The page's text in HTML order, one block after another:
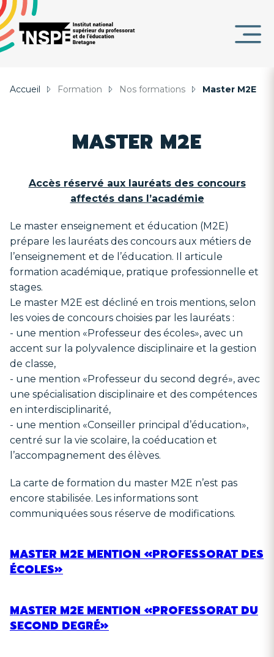
au
contenu
principal
d'Ariane
Accueil Formation Nos formations Master M2E
MASTER M2E
Accès réservé aux lauréats des concours
affectés dans l’académie
Le master enseignement et éducation (M2E)
prépare les lauréats des concours aux métiers de
l’enseignement et de l’éducation. Il articule
formation académique, pratique professionnelle et
stages.
Le master M2E est décliné en trois mentions, selon
les voies de concours choisies par les lauréats :
- une mention «Professeur des écoles», avec un
accent sur la polyvalence disciplinaire et la gestion
de classe,
- une mention «Professeur du second degré», avec
une spécialisation disciplinaire et des compétences
en interdisciplinarité,
- une mention «Conseiller principal d’éducation»,
centré sur la vie scolaire, la coéducation et
l’accompagnement des élèves.
La carte de formation du master M2E n’est pas
encore stabilisée. Les informations sont
communiquées sous réserve de modifications.
MASTER M2E MENTION «PROFESSORAT DES
ÉCOLES»
MASTER M2E MENTION «PROFESSORAT DU
SECOND DEGRÉ»
DE
Panneau de gestion des cookies